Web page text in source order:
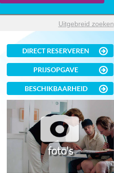
Uitgebreid zoeken
DIRECT RESERVEREN
PRIJSOPGAVE
BESCHIKBAARHEID
foto's